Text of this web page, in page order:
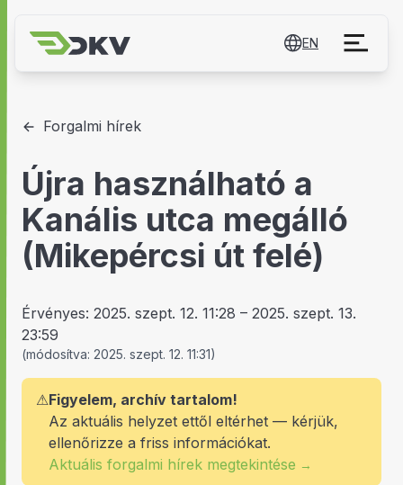
EN
Forgalmi hírek
Újra használható a
Kanális utca megálló
(Mikepércsi út felé)
Érvényes: 2025. szept. 12. 11:28 – 2025. szept. 13.
23:59
(módosítva: 2025. szept. 12. 11:31)
⚠Figyelem, archív tartalom!
Az aktuális helyzet ettől eltérhet — kérjük,
ellenőrizze a friss információkat.
Aktuális forgalmi hírek megtekintése →